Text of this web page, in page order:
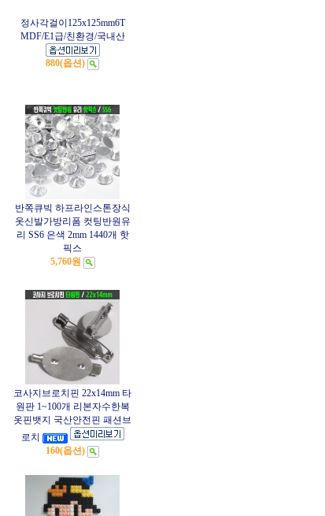
정사각걸이125x125mm6T
MDF/E1급/친환경/국내산
880(옵션)
반쪽큐빅 하프라인스톤장식
옷신발가방리폼 컷팅반원유
리 SS6 은색 2mm 1440개 핫
픽스
5,760원
코사지브로치핀 22x14mm 타
원판 1~100개 리본자수한복
옷핀뱃지 국산안전핀 패션브
로치
160(옵션)